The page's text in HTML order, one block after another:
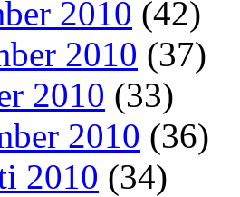
2010 (42)
2010 (37)
2010 (33)
2010 (36)
2010 (34)